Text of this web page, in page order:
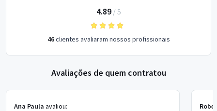
4.89/ 5
46clientes avaliaram nossos profissionais
Avaliações de quem contratou
Ana Paula avaliou: